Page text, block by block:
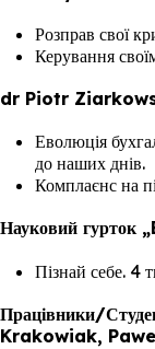
Розправ свої
Керування
dr Piotr
Еволюція
до наших днів.
Комплаєнс на
Науковий гурток
Пізнай себе. 4
Працівники/
Krakowiak,